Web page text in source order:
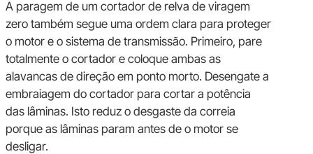
A paragem de um cortador de relva de viragem
zero também segue uma ordem clara para proteger
o motor e o sistema de transmissão. Primeiro, pare
totalmente o cortador e coloque ambas as
alavancas de direção em ponto morto. Desengate a
embraiagem do cortador para cortar a potência
das lâminas. Isto reduz o desgaste da correia
porque as lâminas param antes de o motor se
desligar.